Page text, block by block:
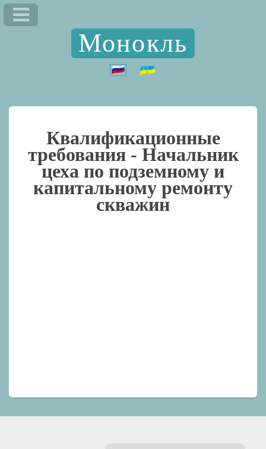
Монокль
Квалификационные
требования - Начальник
цеха по подземному и
капитальному ремонту
скважин